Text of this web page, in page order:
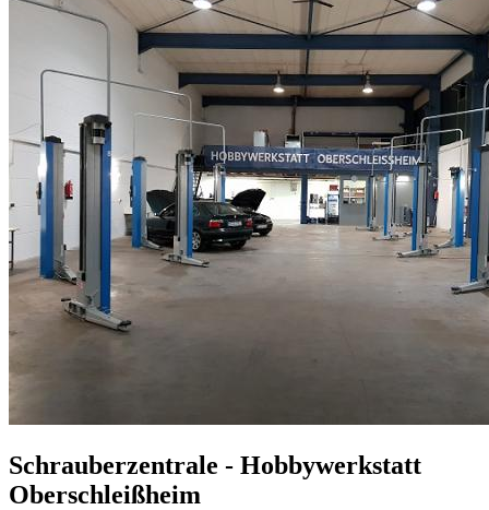
Schrauberzentrale - Hobbywerkstatt
Oberschleißheim